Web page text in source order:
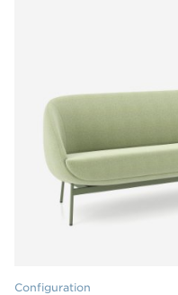
Configuration